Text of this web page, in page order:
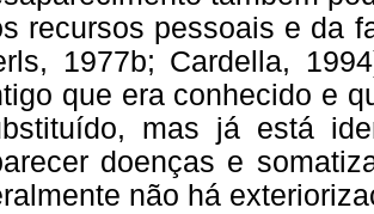
recursos pessoais e da
1977b; Cardella,
que era conhecido e
mas já está
doenças e
não há